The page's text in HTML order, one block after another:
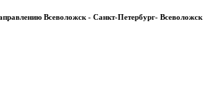
Всеволожск - Санкт-Петербург- Всеволожск